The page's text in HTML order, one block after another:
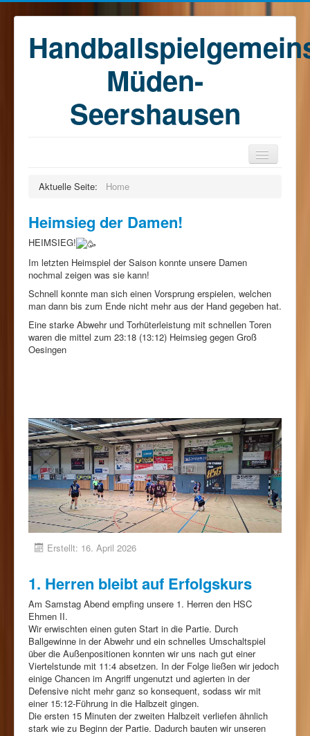
Müden-
Seershausen
Training
Kontakt
Förderkreis
Sponsoren
Aktuelle Seite: Home
Heimsieg der Damen!
HEIMSIEG!
Im letzten Heimspiel der Saison konnte unsere Damen
nochmal zeigen was sie kann!
Schnell konnte man sich einen Vorsprung erspielen, welchen
man dann bis zum Ende nicht mehr aus der Hand gegeben hat.
Eine starke Abwehr und Torhüterleistung mit schnellen Toren
waren die mittel zum 23:18 (13:12) Heimsieg gegen Groß
Oesingen
Erstellt: 16. April 2026
1. Herren bleibt auf Erfolgskurs
Am Samstag Abend empfing unsere 1. Herren den HSC
Ehmen II.
Wir erwischten einen guten Start in die Partie. Durch
Ballgewinne in der Abwehr und ein schnelles Umschaltspiel
über die Außenpositionen konnten wir uns nach gut einer
Viertelstunde mit 11:4 absetzen. In der Folge ließen wir jedoch
einige Chancen im Angriff ungenutzt und agierten in der
Defensive nicht mehr ganz so konsequent, sodass wir mit
einer 15:12-Führung in die Halbzeit gingen.
Die ersten 15 Minuten der zweiten Halbzeit verliefen ähnlich
stark wie zu Beginn der Partie. Dadurch bauten wir unseren